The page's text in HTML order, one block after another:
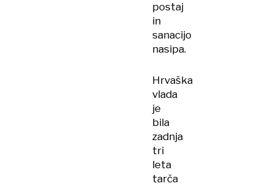
postaj
in
sanacijo
nasipa.
Hrvaška
vlada
je
bila
zadnja
tri
leta
tarča